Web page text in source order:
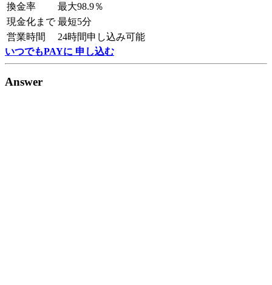
換金率
最大98.9％
現金化まで 最短5分
営業時間
24時間申し込み可能
いつでもPAYに 申し込む
Answer